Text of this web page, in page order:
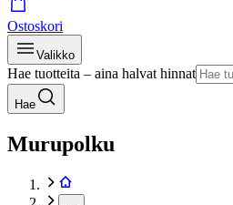
Ostoskori
Valikko
Hae tuotteita – aina halvat hinnat
Hae
Murupolku